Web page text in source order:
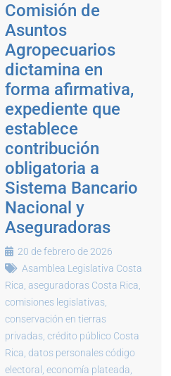
Comisión de
Asuntos
Agropecuarios
dictamina en
forma afirmativa,
expediente que
establece
contribución
obligatoria a
Sistema Bancario
Nacional y
Aseguradoras
20 de febrero de 2026
Asamblea Legislativa Costa
Rica aseguradoras Costa Rica
comisiones legislativas
conservación en tierras
privadas crédito público Costa
Rica datos personales código
electoral
economía plateada